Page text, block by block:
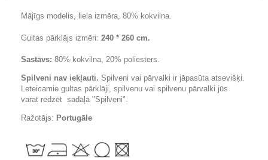
Mājīgs modelis, liela izmēra, 80% kokvilna.
Gultas pārklājs izmēri: 240 * 260 cm.
Sastāvs: 80% kokvilna, 20% poliesters.
Spilveni nav iekļauti. Spilveni vai pārvalki ir jāpasūta atsevišķi.
Leteicamie gultas pārklāji, spilvenu vai spilvenu pārvalki jūs
varat redzēt sadaļā "Spilveni".
Ražotājs: Portugāle